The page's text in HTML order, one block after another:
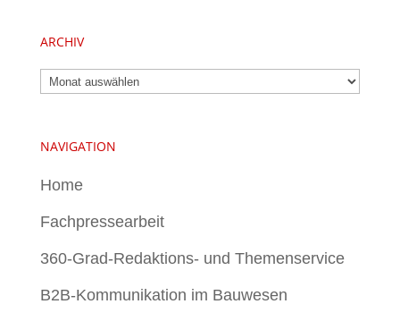
ARCHIV
Archiv
NAVIGATION
Home
Fachpressearbeit
360-Grad-Redaktions- und Themenservice
B2B-Kommunikation im Bauwesen